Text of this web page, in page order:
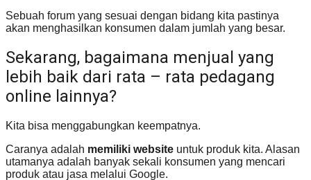
Sebuah forum yang sesuai dengan bidang kita pastinya
akan menghasilkan konsumen dalam jumlah yang besar.
Sekarang, bagaimana menjual yang
lebih baik dari rata – rata pedagang
online lainnya?
Kita bisa menggabungkan keempatnya.
Caranya adalah memiliki website untuk produk kita. Alasan
utamanya adalah banyak sekali konsumen yang mencari
produk atau jasa melalui Google.